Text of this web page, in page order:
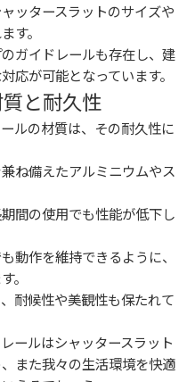
ッタースラットのサイズや
す。
ガイドレールも存在し、建
応が可能となっています。
と耐久性
ルの材質は、その耐久性に
ね備えたアルミニウムやス
間の使用でも性能が低下し
動作を維持できるように、
。
耐候性や美観性も保たれて
ールはシャッタースラット
また我々の生活環境を快適